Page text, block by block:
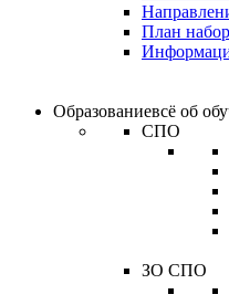
План
Образованиевсё об
СПО
ЗО СПО